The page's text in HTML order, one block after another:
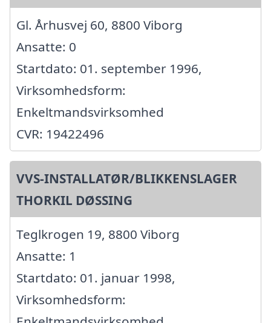
Gl. Århusvej 60, 8800 Viborg
Ansatte: 0
Startdato: 01. september 1996,
Virksomhedsform:
Enkeltmandsvirksomhed
CVR: 19422496
VVS-INSTALLATØR/BLIKKENSLAGER
THORKIL DØSSING
Teglkrogen 19, 8800 Viborg
Ansatte: 1
Startdato: 01. januar 1998,
Virksomhedsform: